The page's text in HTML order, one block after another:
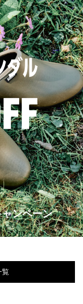
ンペーン
覧